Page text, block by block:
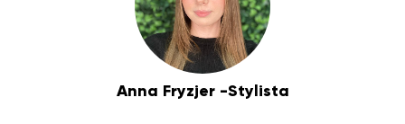
Anna Fryzjer -Stylista